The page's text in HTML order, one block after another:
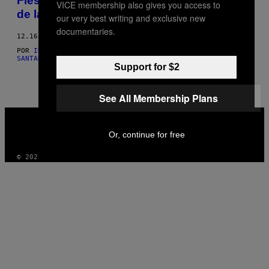
de la Ciudad de México
12.16.15
POR IRVING CABELLO; TEXTO POR VÍCTOR SANTANA
SANTANA
VICE
INSTAGRAM
TIKTOK
YOUTUBE
© 2026 VICE DIGITAL PUBLISHING, LLC
VICE membership also gives you access to
our very best writing and exclusive new
documentaries.
Support for $2
See All Membership Plans
Or, continue for free